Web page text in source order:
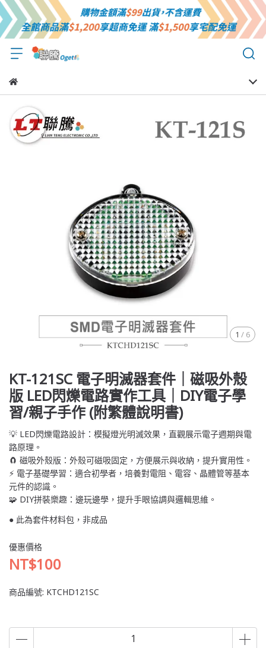
1 / 6
KT-121SC 電子明滅器套件｜磁吸外殼
版 LED閃爍電路實作工具｜DIY電子學
習/親子手作 (附繁體說明書)
💡 LED閃爍電路設計：模擬燈光明滅效果，直觀展示電子週期與電
路原理。
🧲 磁吸外殼版：外殼可磁吸固定，方便展示與收納，提升實用性。
⚡ 電子基礎學習：適合初學者，培養對電阻、電容、晶體管等基本
元件的認識。
🧩 DIY拼裝樂趣：邊玩邊學，提升手眼協調與邏輯思維。
● 此為套件材料包，非成品
優惠價格
NT$100
商品編號: KTCHD121SC